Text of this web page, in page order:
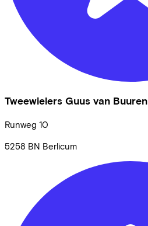
Tweewielers Guus van Buuren
Runweg 10
5258 BN Berlicum